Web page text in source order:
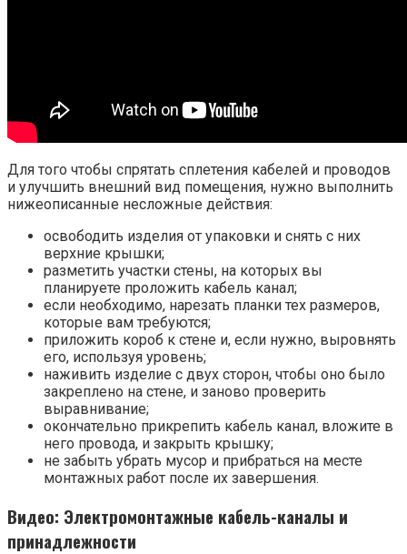
Для того чтобы спрятать сплетения кабелей и проводов
и улучшить внешний вид помещения, нужно выполнить
нижеописанные несложные действия:
освободить изделия от упаковки и снять с них
верхние крышки;
разметить участки стены, на которых вы
планируете проложить кабель канал;
если необходимо, нарезать планки тех размеров,
которые вам требуются;
приложить короб к стене и, если нужно, выровнять
его, используя уровень;
наживить изделие с двух сторон, чтобы оно было
закреплено на стене, и заново проверить
выравнивание;
окончательно прикрепить кабель канал, вложите в
него провода, и закрыть крышку;
не забыть убрать мусор и прибраться на месте
монтажных работ после их завершения.
Видео: Электромонтажные кабель-каналы и
принадлежности